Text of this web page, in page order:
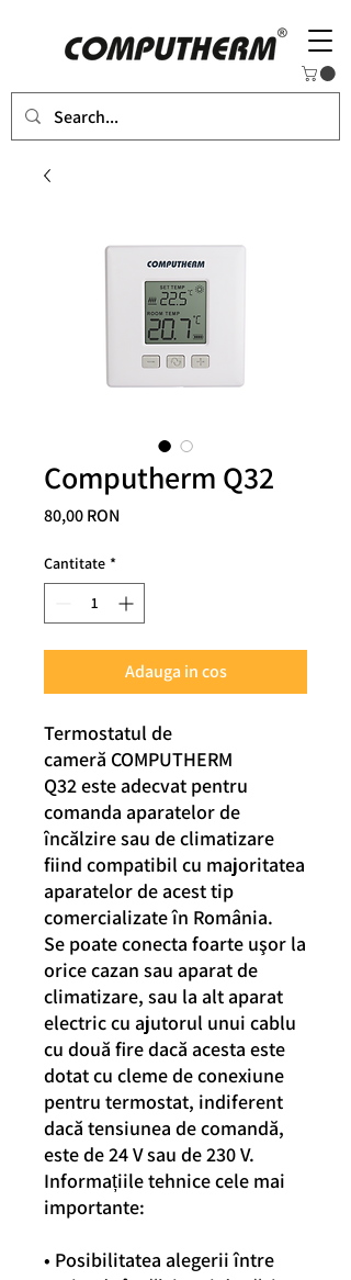
Computherm Q32
80,00 RON
Cantitate *
Adauga in cos
Termostatul de
cameră COMPUTHERM
Q32 este adecvat pentru
comanda aparatelor de
încălzire sau de climatizare
fiind compatibil cu majoritatea
aparatelor de acest tip
comercializate în România.
Se poate conecta foarte uşor la
orice cazan sau aparat de
climatizare, sau la alt aparat
electric cu ajutorul unui cablu
cu două fire dacă acesta este
dotat cu cleme de conexiune
pentru termostat, indiferent
dacă tensiunea de comandă,
este de 24 V sau de 230 V.
Informațiile tehnice cele mai
importante:
• Posibilitatea alegerii între